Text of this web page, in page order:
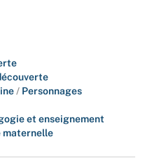
et enseignement